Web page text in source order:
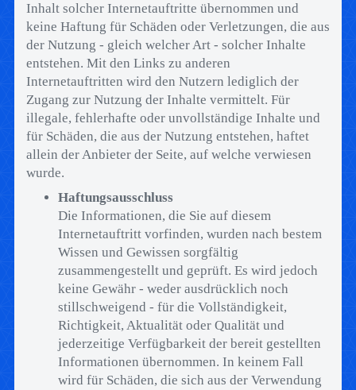
Inhalt solcher Internetauftritte übernommen und
keine Haftung für Schäden oder Verletzungen, die aus
der Nutzung - gleich welcher Art - solcher Inhalte
entstehen. Mit den Links zu anderen
Internetauftritten wird den Nutzern lediglich der
Zugang zur Nutzung der Inhalte vermittelt. Für
illegale, fehlerhafte oder unvollständige Inhalte und
für Schäden, die aus der Nutzung entstehen, haftet
allein der Anbieter der Seite, auf welche verwiesen
wurde.
Haftungsausschluss
Die Informationen, die Sie auf diesem
Internetauftritt vorfinden, wurden nach bestem
Wissen und Gewissen sorgfältig
zusammengestellt und geprüft. Es wird jedoch
keine Gewähr - weder ausdrücklich noch
stillschweigend - für die Vollständigkeit,
Richtigkeit, Aktualität oder Qualität und
jederzeitige Verfügbarkeit der bereit gestellten
Informationen übernommen. In keinem Fall
wird für Schäden, die sich aus der Verwendung